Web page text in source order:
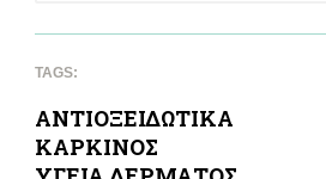
TAGS:
ΑΝΤΙΟΞΕΙΔΩΤΙΚA
ΚΑΡΚΙΝΟΣ